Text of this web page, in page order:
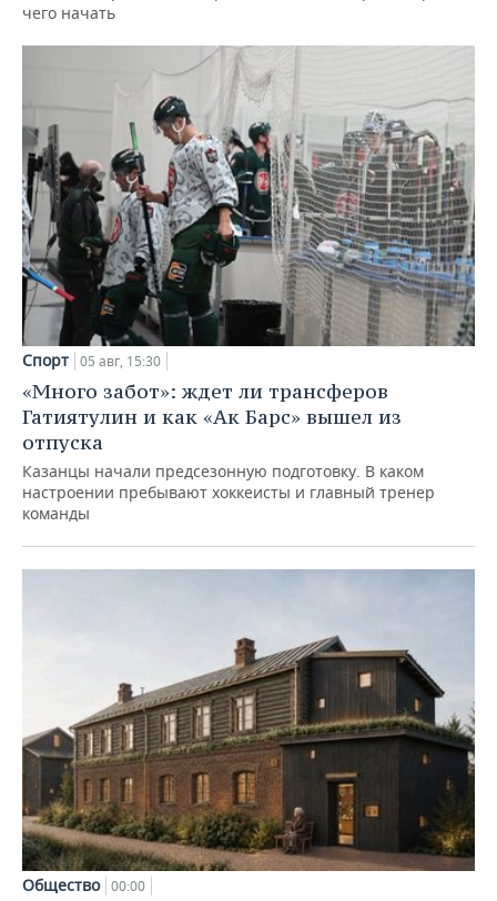
чего начать
Спорт 05 авг, 15:30
«Много забот»: ждет ли трансферов
Гатиятулин и как «Ак Барс» вышел из
отпуска
Казанцы начали предсезонную подготовку. В каком
настроении пребывают хоккеисты и главный тренер
команды
Общество 00:00